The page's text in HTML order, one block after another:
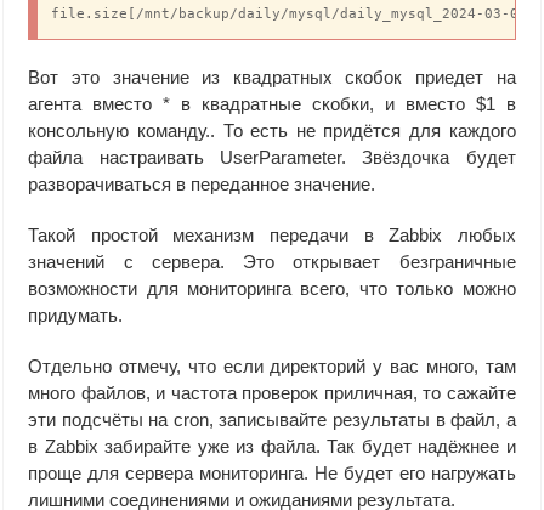
file.size[/mnt/backup/daily/mysql/daily_mysql_2024-03-
Вот это значение из квадратных скобок приедет на
агента вместо * в квадратные скобки, и вместо $1 в
консольную команду.. То есть не придётся для каждого
файла настраивать UserParameter. Звёздочка будет
разворачиваться в переданное значение.
Такой простой механизм передачи в Zabbix любых
значений с сервера. Это открывает безграничные
возможности для мониторинга всего, что только можно
придумать.
Отдельно отмечу, что если директорий у вас много, там
много файлов, и частота проверок приличная, то сажайте
эти подсчёты на cron, записывайте результаты в файл, а
в Zabbix забирайте уже из файла. Так будет надёжнее и
проще для сервера мониторинга. Не будет его нагружать
лишними соединениями и ожиданиями результата.